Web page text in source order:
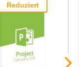
Reduziert